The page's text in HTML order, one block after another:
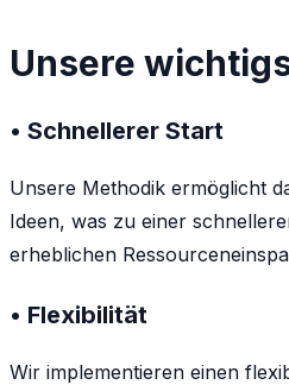
Unsere
• Schnellerer Start
Unsere Methodik ermöglicht
Ideen, was zu einer
erheblichen
• Flexibilität
Wir implementieren einen